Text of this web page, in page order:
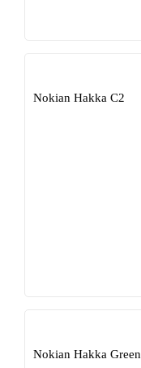
Nokian Hakka C2
Nokian Hakka Green